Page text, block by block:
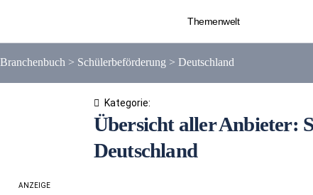
Themenwelt
Branchenbuch > Schülerbeförderung > Deutschland
Kategorie:
Übersicht aller Anbieter:
Deutschland
ANZEIGE